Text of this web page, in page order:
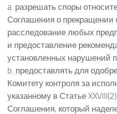
a. разрешать споры
Соглашения о прекращении
расследование любых
и предоставление
установленных нарушений
b. предоставлять для
Комитету контроля за
указанному в Статье
Соглашения, который